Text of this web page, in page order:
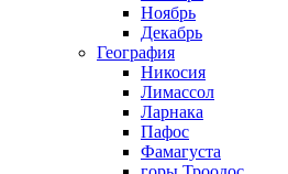
Ноябрь
Декабрь
География
Никосия
Лимассол
Ларнака
Пафос
Фамагуста